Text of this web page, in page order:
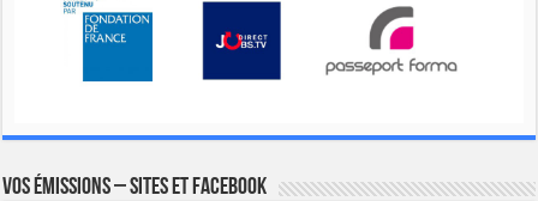
Vos émissions – Sites et Facebook